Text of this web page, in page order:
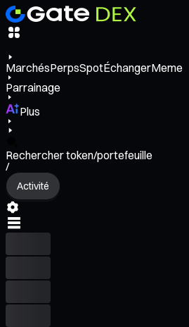
MarchésPerpsSpotÉchangerMeme
Parrainage
Plus
Rechercher token/portefeuille
/
Activité